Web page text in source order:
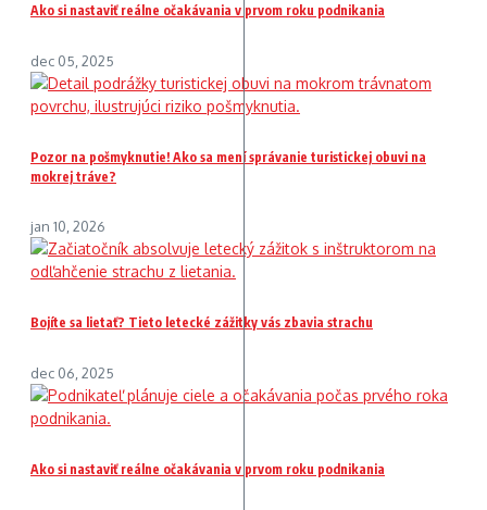
Ako si nastaviť reálne očakávania v prvom roku podnikania
dec 05, 2025
Pozor na pošmyknutie! Ako sa mení správanie turistickej obuvi na
mokrej tráve?
jan 10, 2026
Bojíte sa lietať? Tieto letecké zážitky vás zbavia strachu
dec 06, 2025
Ako si nastaviť reálne očakávania v prvom roku podnikania